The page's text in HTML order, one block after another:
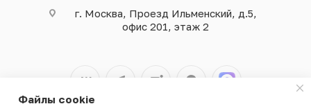
г. Москва, Проезд Ильменский, д.5,
офис 201, этаж 2
Файлы cookie